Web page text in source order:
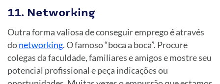
11. Networking
Outra forma valiosa de conseguir emprego é através
donetworking. O famoso “boca a boca”. Procure
colegas da faculdade, familiares e amigos e mostre seu
potencial profissional e peça indicações ou